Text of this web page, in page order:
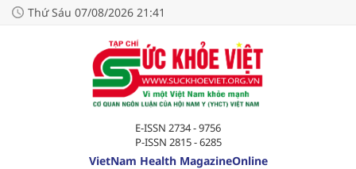
Thứ Sáu 07/08/2026 21:41
E-ISSN 2734 - 9756
P-ISSN 2815 - 6285
VietNam Health MagazineOnline